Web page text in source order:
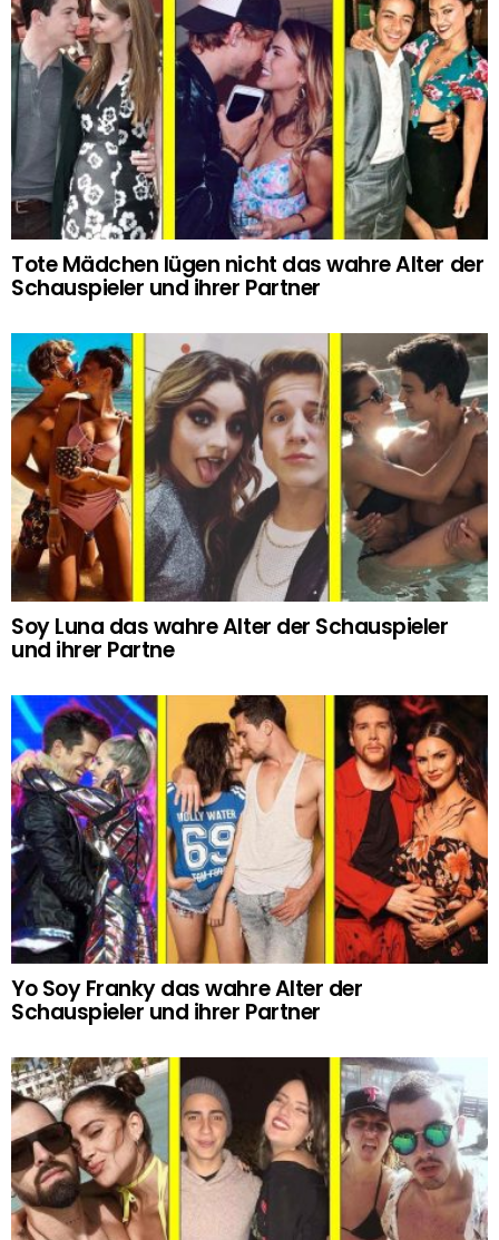
Tote Mädchen lügen nicht das wahre Alter der
Schauspieler und ihrer Partner
Soy Luna das wahre Alter der Schauspieler
und ihrer Partne
Yo Soy Franky das wahre Alter der
Schauspieler und ihrer Partner